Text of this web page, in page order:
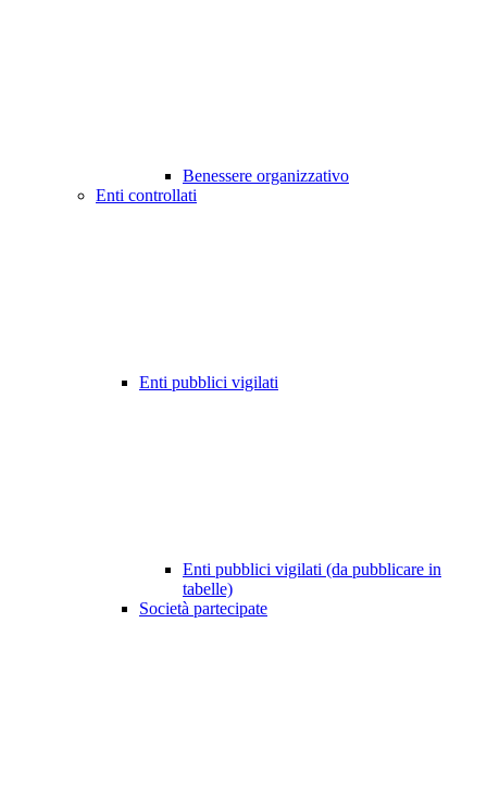
Benessere organizzativo
Enti controllati
Enti pubblici vigilati
Enti pubblici vigilati (da pubblicare in
tabelle)
Società partecipate